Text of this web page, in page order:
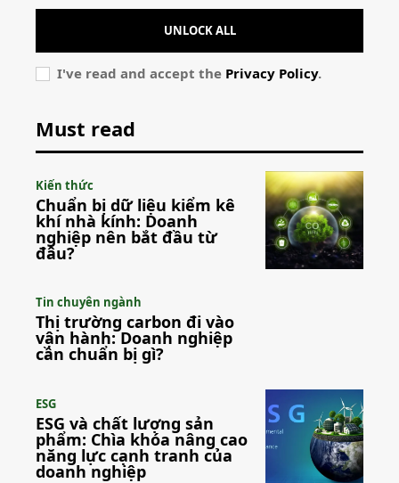
UNLOCK ALL
I've read and accept the Privacy Policy.
Must read
Kiến thức
Chuẩn bị dữ liệu kiểm kê
khí nhà kính: Doanh
nghiệp nên bắt đầu từ
đâu?
Tin chuyên ngành
Thị trường carbon đi vào
vận hành: Doanh nghiệp
cần chuẩn bị gì?
ESG
ESG và chất lượng sản
phẩm: Chìa khóa nâng cao
năng lực cạnh tranh của
doanh nghiệp